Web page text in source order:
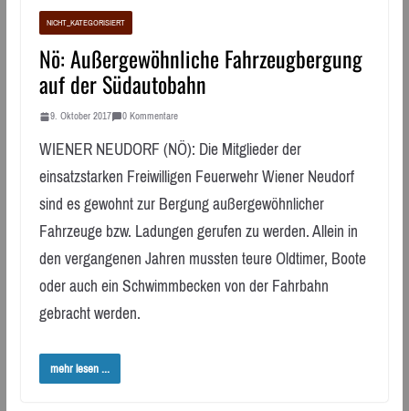
NICHT_KATEGORISIERT
Nö: Außergewöhnliche Fahrzeugbergung
auf der Südautobahn
9. Oktober 2017 0 Kommentare
WIENER NEUDORF (NÖ): Die Mitglieder der
einsatzstarken Freiwilligen Feuerwehr Wiener Neudorf
sind es gewohnt zur Bergung außergewöhnlicher
Fahrzeuge bzw. Ladungen gerufen zu werden. Allein in
den vergangenen Jahren mussten teure Oldtimer, Boote
oder auch ein Schwimmbecken von der Fahrbahn
gebracht werden.
mehr lesen ...